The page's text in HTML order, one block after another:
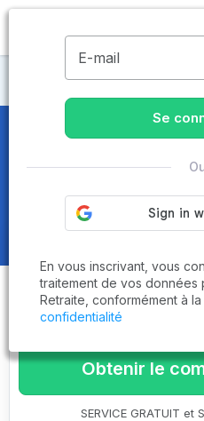
Maisons de retraite
Maisons de
Obtenez le
établissements
critères en
Obtenir le
SERVICE GRATUIT et
E-mail
Se
En vous inscrivant, vous
traitement de vos données
Retraite, conformément à la
confidentialité